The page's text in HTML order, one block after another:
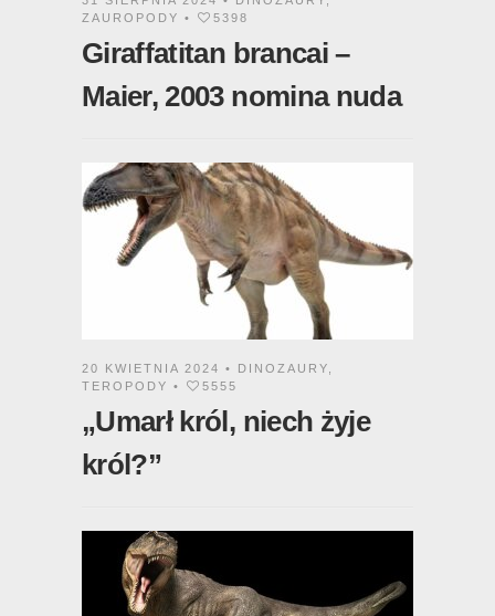
ZAUROPODY • 5398
Giraffatitan brancai –
Maier, 2003 nomina nuda
20 KWIETNIA 2024 • DINOZAURY
TEROPODY • 5555
„Umarł król, niech żyje
król?”